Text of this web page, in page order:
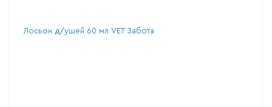
Лосьон д/ушей 60 мл VET Забота